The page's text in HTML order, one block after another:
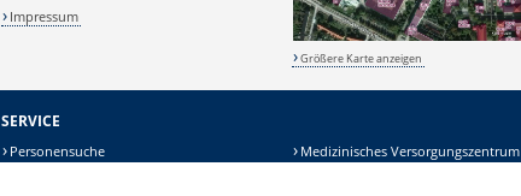
Impressum
Größere Karte anzeigen
SERVICE
Personensuche
Medizinisches Versorgungszentrum